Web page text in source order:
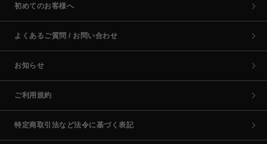
初めてのお客様へ
よくあるご質問 / お問い合わせ
お知らせ
ご利用規約
特定商取引法など法令に基づく表記